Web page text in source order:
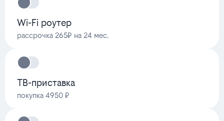
Wi-Fi роутер
рассрочка 265₽ на 24 мес.
ТВ-приставка
покупка 4950 ₽